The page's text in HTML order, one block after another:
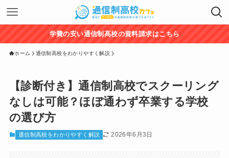
学費の安い通信制高校の資料請求はこちら
ホーム 通信制高校をわかりやすく解説
【診断付き】通信制高校でスクーリング
なしは可能？ほぼ通わず卒業する学校
の選び方
通信制高校をわかりやすく解説 2026年6月3日